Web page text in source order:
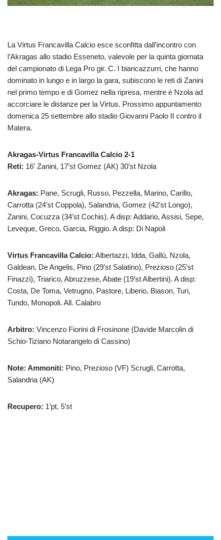
La Virtus Francavilla Calcio esce sconfitta dall’incontro con
l’Akragas allo stadio Esseneto, valevole per la quinta giornata
del campionato di Lega Pro gir. C. I biancazzurri, che hanno
dominato in lungo e in largo la gara, subiscono le reti di Zanini
nel primo tempo e di Gomez nella ripresa, mentre è Nzola ad
accorciare le distanze per la Virtus. Prossimo appuntamento
domenica 25 settembre allo stadio Giovanni Paolo II contro il
Matera.
Akragas-Virtus Francavilla Calcio 2-1
Reti: 16′ Zanini, 17’st Gomez (AK) 30’st Nzola
Akragas: Pane, Scrugli, Russo, Pezzella, Marino, Carillo,
Carrotta (24’st Coppola), Salandria, Gomez (42’st Longo),
Zanini, Cocuzza (34’st Cochis). A disp: Addario, Assisi, Sepe,
Leveque, Greco, Garcia, Riggio. A disp: Di Napoli
Virtus Francavilla Calcio: Albertazzi, Idda, Gallù, Nzola,
Galdean, De Angelis, Pino (29’st Salatino), Prezioso (25’st
Finazzi), Triarico, Abruzzese, Abate (19’st Albertini). A disp:
Costa, De Toma, Vetrugno, Pastore, Liberio, Biason, Turi,
Tundo, Monopoli. All. Calabro
Arbitro: Vincenzo Fiorini di Frosinone (Davide Marcolin di
Schio-Tiziano Notarangelo di Cassino)
Note: Ammoniti: Pino, Prezioso (VF) Scrugli, Carrotta,
Salandria (AK)
Recupero: 1’pt, 5’st